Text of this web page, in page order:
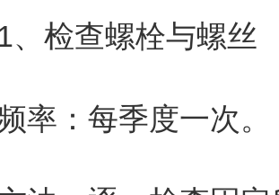
检查螺栓与螺丝
：每季度一次。